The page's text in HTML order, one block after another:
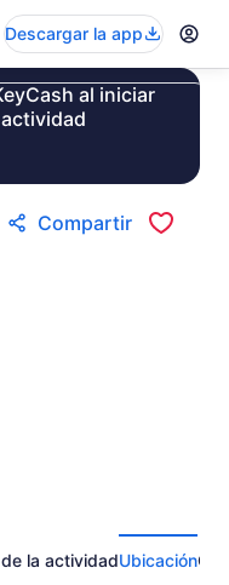
Descargar la app
al iniciar
Compartir
la actividadUbicación